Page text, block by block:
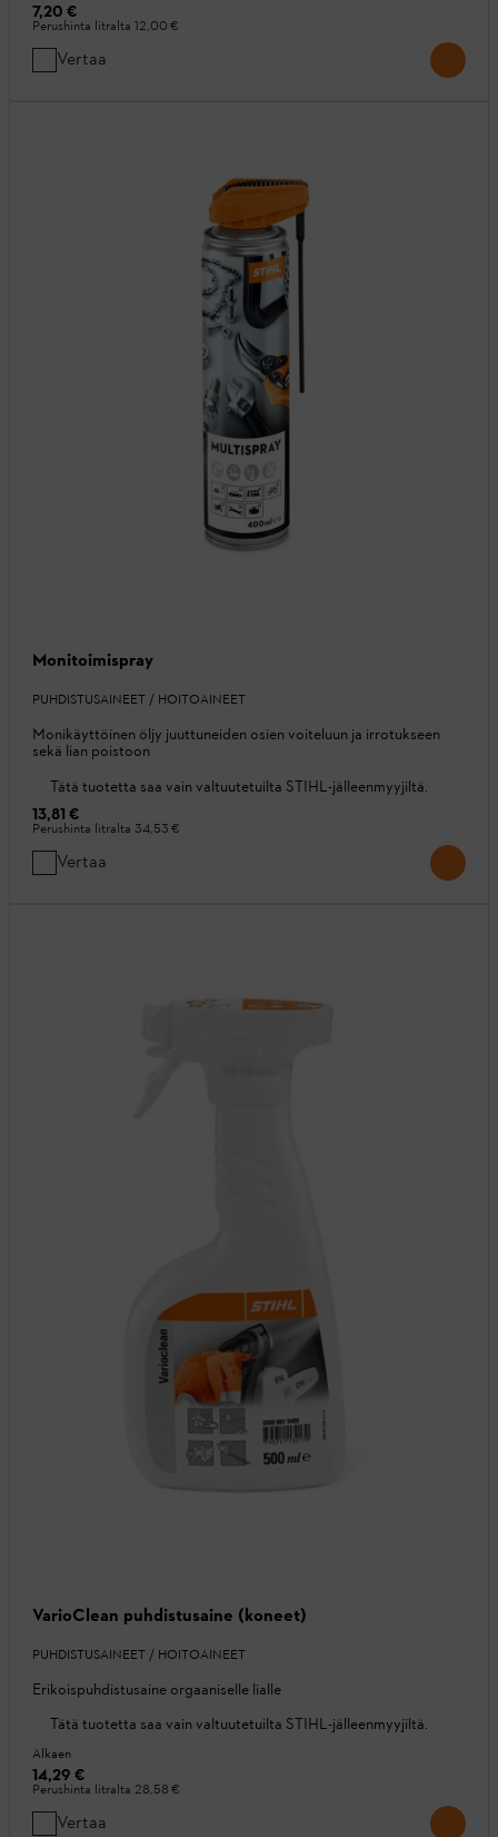
7,20 €
Perushinta litralta 12,00 €
Vertaa
Monitoimispray
PUHDISTUSAINEET / HOITOAINEET
Monikäyttöinen öljy juuttuneiden osien voiteluun ja irrotukseen
sekä lian poistoon
Tätä tuotetta saa vain valtuutetuilta STIHL-jälleenmyyjiltä.
13,81 €
Perushinta litralta 34,53 €
Vertaa
VarioClean puhdistusaine (koneet)
PUHDISTUSAINEET / HOITOAINEET
Erikoispuhdistusaine orgaaniselle lialle
Tätä tuotetta saa vain valtuutetuilta STIHL-jälleenmyyjiltä.
Alkaen
14,29 €
Perushinta litralta 28,58 €
Vertaa